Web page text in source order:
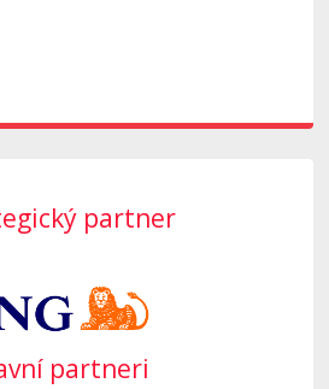
partner
partneri